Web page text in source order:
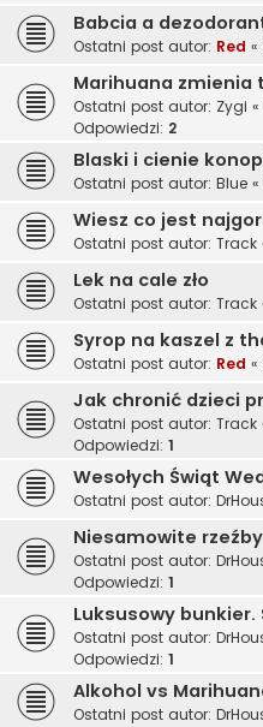
Babcia a
Ostatni post autor: Red «
Marihuana zmienia
Ostatni post autor: Zygi «
Odpowiedzi: 2
Blaski i cienie
Ostatni post autor: Blue «
Wiesz co jest
Ostatni post autor: Track
Lek na cale zło
Ostatni post autor: Track
Syrop na kaszel z
Ostatni post autor: Red «
Jak chronić dzieci
Ostatni post autor: Track
Odpowiedzi: 1
Wesołych Świąt
Ostatni post autor:
Niesamowite
Ostatni post autor:
Odpowiedzi: 1
Luksusowy bunkier.
Ostatni post autor:
Odpowiedzi: 1
Alkohol vs
Ostatni post autor: